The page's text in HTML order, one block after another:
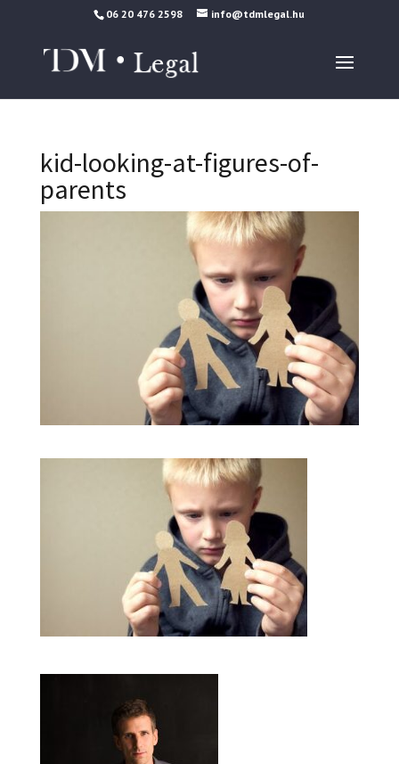
06 20 476 2598 info@tdmlegal.hu
kid-looking-at-figures-of-
parents